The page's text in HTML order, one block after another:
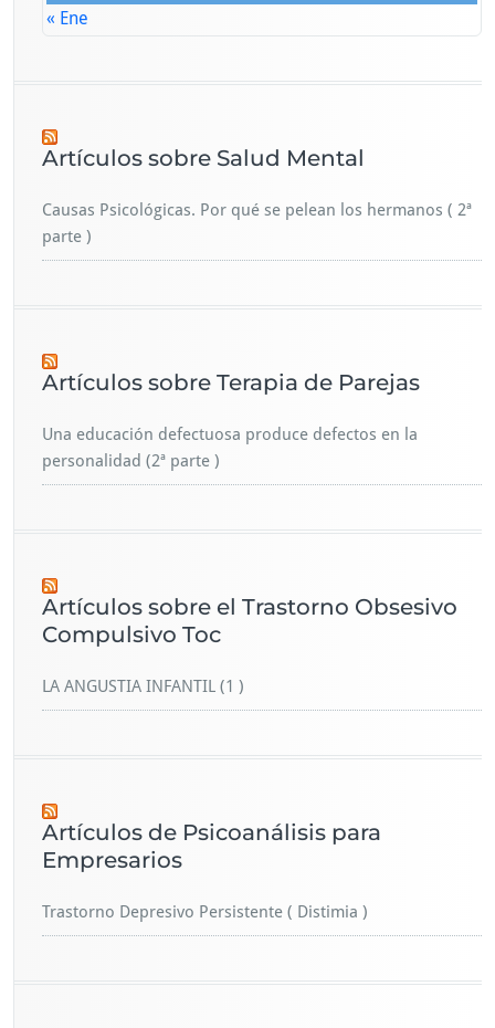
« Ene
Artículos sobre Salud Mental
Causas Psicológicas. Por qué se pelean los hermanos ( 2ª
parte )
Artículos sobre Terapia de Parejas
Una educación defectuosa produce defectos en la
personalidad (2ª parte )
Artículos sobre el Trastorno Obsesivo
Compulsivo Toc
LA ANGUSTIA INFANTIL (1 )
Artículos de Psicoanálisis para
Empresarios
Trastorno Depresivo Persistente ( Distimia )